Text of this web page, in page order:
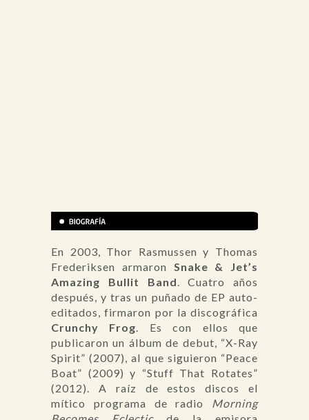
En 2003, Thor Rasmussen y Thomas
Frederiksen armaron Snake & Jet’s
Amazing Bullit Band. Cuatro años
después, y tras un puñado de EP auto-
editados, firmaron por la discográfica
Crunchy Frog. Es con ellos que
publicaron un álbum de debut, “X-Ray
Spirit” (2007), al que siguieron “Peace
Boat” (2009) y “Stuff That Rotates”
(2012). A raíz de estos discos el
mítico programa de radio Morning